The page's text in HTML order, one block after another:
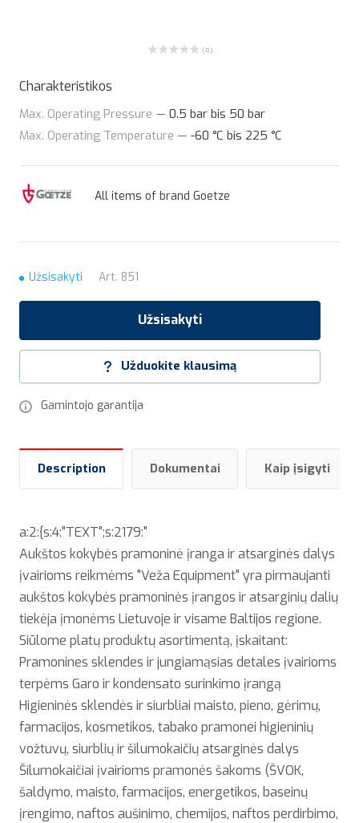
( 0 )
Charakteristikos
Max. Operating Pressure — 0.5 bar bis 50 bar
Max. Operating Temperature — -60 °C bis 225 °C
All items of brand Goetze
Užsisakyti Art. 851
Užsisakyti
Užduokite klausimą
Gamintojo garantija
Description Dokumentai Kaip įsigyti
a:2:{s:4:"TEXT";s:2179:"
Aukštos kokybės pramoninė įranga ir atsarginės dalys
įvairioms reikmėms "Veža Equipment" yra pirmaujanti
aukštos kokybės pramoninės įrangos ir atsarginių dalių
tiekėja įmonėms Lietuvoje ir visame Baltijos regione.
Siūlome platų produktų asortimentą, įskaitant:
Pramonines sklendes ir jungiamąsias detales įvairioms
terpėms Garo ir kondensato surinkimo įrangą
Higieninės sklendės ir siurbliai maisto, pieno, gėrimų,
farmacijos, kosmetikos, tabako pramonei higieninių
vožtuvų, siurblių ir šilumokaičių atsarginės dalys
Šilumokaičiai įvairioms pramonės šakoms (ŠVOK,
šaldymo, maisto, farmacijos, energetikos, baseinų
įrengimo, naftos aušinimo, chemijos, naftos perdirbimo,